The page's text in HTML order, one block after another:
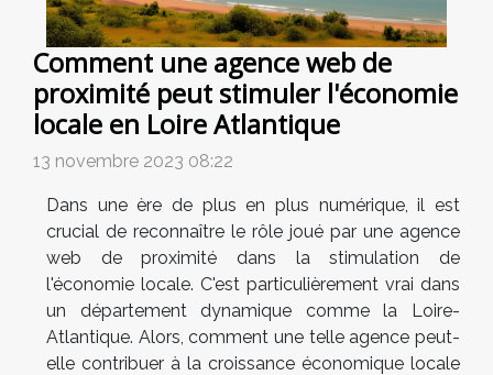
Comment une agence web de
proximité peut stimuler l'économie
locale en Loire Atlantique
13 novembre 2023 08:22
Dans une ère de plus en plus numérique, il est
crucial de reconnaître le rôle joué par une agence
web de proximité dans la stimulation de
l'économie locale. C'est particulièrement vrai dans
un département dynamique comme la Loire-
Atlantique. Alors, comment une telle agence peut-
elle contribuer à la croissance économique locale